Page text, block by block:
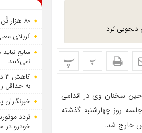
دلجویی کرد.
پ پ
حین سخنان وی در اقدامی
روز چهارشنبه گذشته
خارج شد.
۸۰ هزار تُن آسفالت در معابر شهری کرمانشاه اجرا شد
کربلای
منابع
نمی‌کنند
به حداقل
تردد
خودرو در